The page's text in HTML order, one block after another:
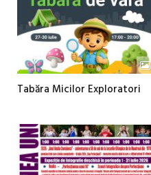
Tabăra Micilor Exploratori